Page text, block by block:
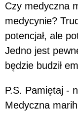
Czy medyczna
medycynie?
potencjał, ale
Jedno jest
będzie budził
P.S. Pamiętaj -
Medyczna